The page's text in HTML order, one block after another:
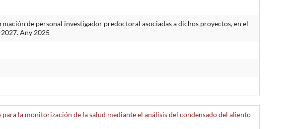
de personal investigador predoctoral asociadas a dichos proyectos, en el
Any 2025
la monitorización de la salud mediante el análisis del condensado del aliento